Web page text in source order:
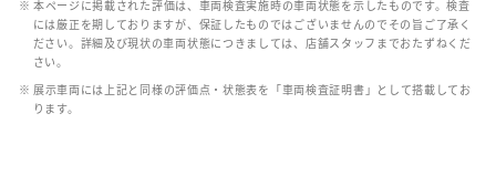
※ 本ページに掲載された評価は、車両検査実施時の車両状態を示したものです。検査
には厳正を期しておりますが、保証したものではございませんのでその旨ご了承く
ださい。詳細及び現状の車両状態につきましては、店舗スタッフまでおたずねくだ
さい。
※ 展示車両には上記と同様の評価点・状態表を「車両検査証明書」として搭載してお
ります。